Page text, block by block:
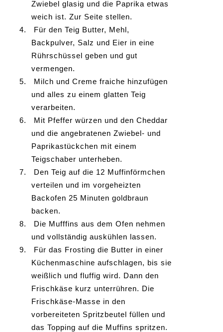
Zwiebel glasig und die Paprika etwas
weich ist. Zur Seite stellen.
4.
Für den Teig Butter, Mehl,
Backpulver, Salz und Eier in eine
Rührschüssel geben und gut
vermengen.
5.
Milch und Creme fraiche hinzufügen
und alles zu einem glatten Teig
verarbeiten.
6.
Mit Pfeffer würzen und den Cheddar
und die angebratenen Zwiebel- und
Paprikastückchen mit einem
Teigschaber unterheben.
7.
Den Teig auf die 12 Muffinförmchen
verteilen und im vorgeheizten
Backofen 25 Minuten goldbraun
backen.
8.
Die Mufffins aus dem Ofen nehmen
und vollständig auskühlen lassen.
9.
Für das Frosting die Butter in einer
Küchenmaschine aufschlagen, bis sie
weißlich und fluffig wird. Dann den
Frischkäse kurz unterrühren. Die
Frischkäse-Masse in den
vorbereiteten Spritzbeutel füllen und
das Topping auf die Muffins spritzen.